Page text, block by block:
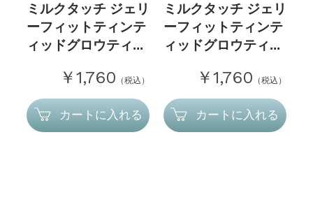
ミルクタッチ ジェリ
ーフィットティンテ
ィッドグロウティ...
￥1,760 （税込）
カートに入れる
ミルクタッチ ジェリ
ーフィットティンテ
ィッドグロウティ...
￥1,760 （税込）
カートに入れる